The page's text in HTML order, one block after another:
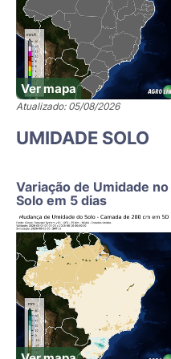
Ver mapa
Atualizado: 05/08/2026
UMIDADE SOLO
Variação de Umidade no
Solo em 5 dias